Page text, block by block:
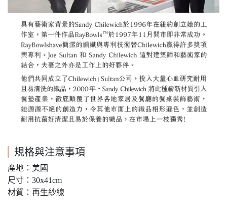
規格與注意事項
產地：美國
尺寸：30x41cm
材質：再生紗線